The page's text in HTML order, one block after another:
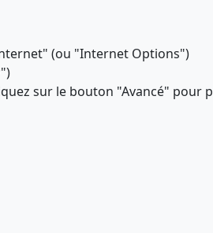
(ou "Internet Options")
sur le bouton "Avancé" pour